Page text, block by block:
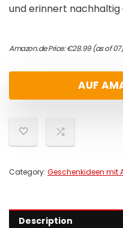
und erinnert nachhaltig
Amazon.de Price:€28.99(as of
AUF
Category: Geschenkideen mit
Description